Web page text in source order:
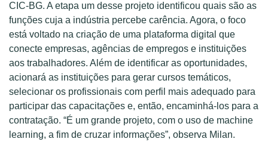
CIC-BG. A etapa um desse projeto identificou quais são as
funções cuja a indústria percebe carência. Agora, o foco
está voltado na criação de uma plataforma digital que
conecte empresas, agências de empregos e instituições
aos trabalhadores. Além de identificar as oportunidades,
acionará as instituições para gerar cursos temáticos,
selecionar os profissionais com perfil mais adequado para
participar das capacitações e, então, encaminhá-los para a
contratação. “É um grande projeto, com o uso de machine
learning, a fim de cruzar informações”, observa Milan.